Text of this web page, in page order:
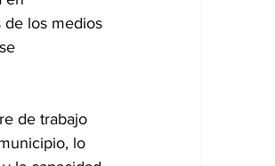
de los medios
de trabajo
lo